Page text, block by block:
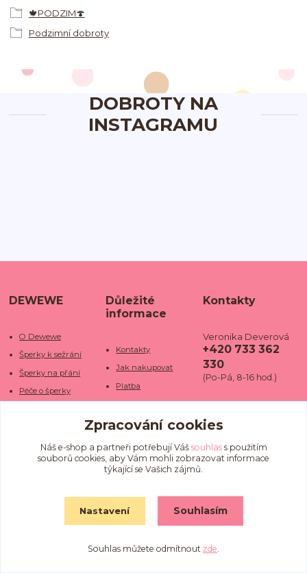
🍁PODZIM🍄
Podzimní dobroty
DOBROTY NA
INSTAGRAMU
DEWEWE
O Dewewe
Šperky k sežrání
Šperky na přání
Péče o šperky
Kamenné obchody
Fotogalerie
Důležité
informace
Kontakty
Jak nakupovat
Platba
Doba dodání
Doprava
Obchodní podmínky
Ochrana osobních
Kontakty
Veronika Deverová
+420 733 362
330
(Po-Pá, 8-16 hod.)
we.cz
Vytvořeno na Eshop-rychle.cz
Zpracování cookies
Náš e-shop a partneři potřebují Váš souhlass použitím
souborů cookies, aby Vám mohli zobrazovat informace
týkající se Vašich zájmů.
Nastavení Souhlasím
Souhlas můžete odmítnout zde